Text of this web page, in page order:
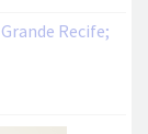
Recife;